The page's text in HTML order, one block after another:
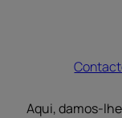
Aqui, damos-